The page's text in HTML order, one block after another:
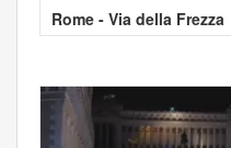
Rome - Via della Frezza